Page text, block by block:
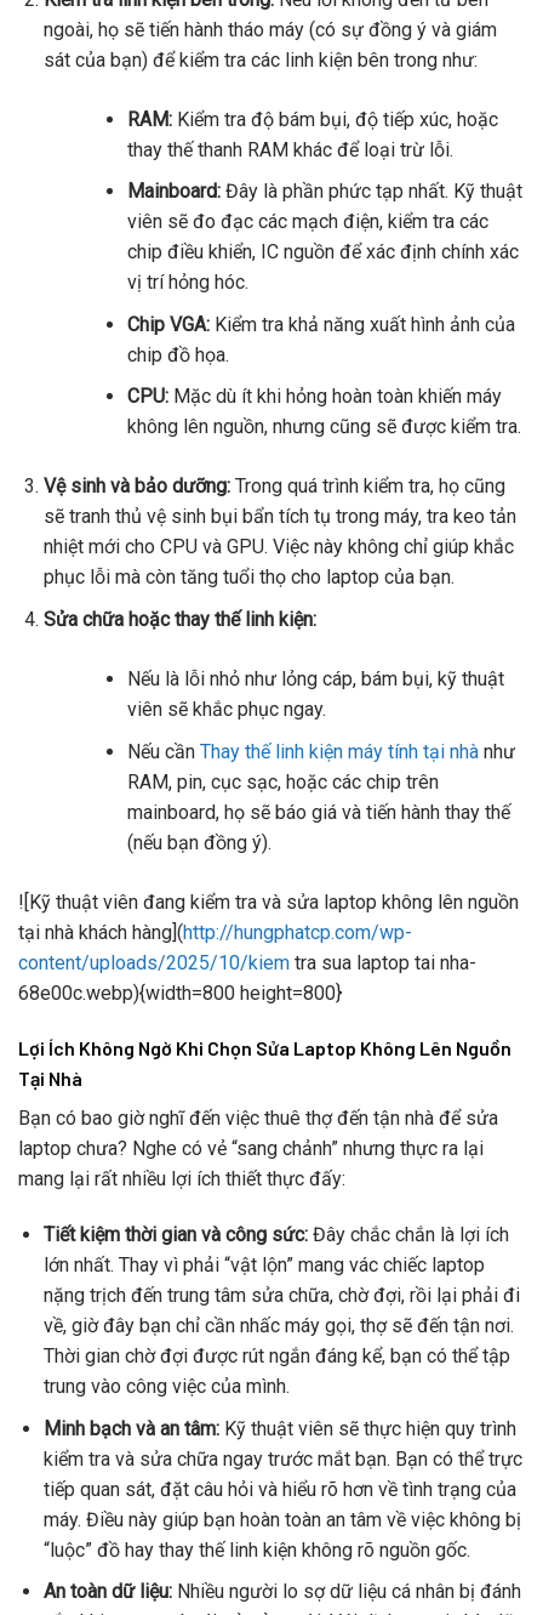
ngoài, họ sẽ tiến hành tháo máy (có sự đồng ý và giám
sát của bạn) để kiểm tra các linh kiện bên trong như:
RAM:Kiểm tra độ bám bụi, độ tiếp xúc, hoặc
thay thế thanh RAM khác để loại trừ lỗi.
Mainboard:Đây là phần phức tạp nhất. Kỹ thuật
viên sẽ đo đạc các mạch điện, kiểm tra các
chip điều khiển, IC nguồn để xác định chính xác
vị trí hỏng hóc.
Chip VGA:Kiểm tra khả năng xuất hình ảnh của
chip đồ họa.
CPU:Mặc dù ít khi hỏng hoàn toàn khiến máy
không lên nguồn, nhưng cũng sẽ được kiểm tra.
Vệ sinh và bảo dưỡng:Trong quá trình kiểm tra, họ cũng
sẽ tranh thủ vệ sinh bụi bẩn tích tụ trong máy, tra keo tản
nhiệt mới cho CPU và GPU. Việc này không chỉ giúp khắc
phục lỗi mà còn tăng tuổi thọ cho laptop của bạn.
Sửa chữa hoặc thay thế linh kiện:
Nếu là lỗi nhỏ như lỏng cáp, bám bụi, kỹ thuật
viên sẽ khắc phục ngay.
Nếu cần Thay thế linh kiện máy tính tại nhànhư
RAM, pin, cục sạc, hoặc các chip trên
mainboard, họ sẽ báo giá và tiến hành thay thế
(nếu bạn đồng ý).
![Kỹ thuật viên đang kiểm tra và sửa laptop không lên nguồn
tại nhà khách hàng](http://hungphatcp.com/wp-
content/uploads/2025/10/kiem tra sua laptop tai nha-
68e00c.webp){width=800 height=800}
Lợi Ích Không Ngờ Khi Chọn Sửa Laptop Không Lên Nguồn
Tại Nhà
Bạn có bao giờ nghĩ đến việc thuê thợ đến tận nhà để sửa
laptop chưa? Nghe có vẻ “sang chảnh” nhưng thực ra lại
mang lại rất nhiều lợi ích thiết thực đấy:
Tiết kiệm thời gian và công sức:Đây chắc chắn là lợi ích
lớn nhất. Thay vì phải “vật lộn” mang vác chiếc laptop
nặng trịch đến trung tâm sửa chữa, chờ đợi, rồi lại phải đi
về, giờ đây bạn chỉ cần nhấc máy gọi, thợ sẽ đến tận nơi.
Thời gian chờ đợi được rút ngắn đáng kể, bạn có thể tập
trung vào công việc của mình.
Minh bạch và an tâm:Kỹ thuật viên sẽ thực hiện quy trình
kiểm tra và sửa chữa ngay trước mắt bạn. Bạn có thể trực
tiếp quan sát, đặt câu hỏi và hiểu rõ hơn về tình trạng của
máy. Điều này giúp bạn hoàn toàn an tâm về việc không bị
“luộc” đồ hay thay thế linh kiện không rõ nguồn gốc.
An toàn dữ liệu:Nhiều người lo sợ dữ liệu cá nhân bị đánh